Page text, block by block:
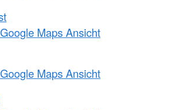
Maps Ansicht
Maps Ansicht